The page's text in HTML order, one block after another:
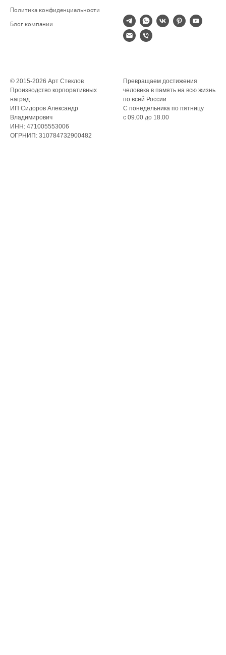
Политика конфиденциальности
Блог компании
© 2015-2026 Арт Стеклов
Производство корпоративных
наград
ИП Сидоров Александр
Владимирович
ИНН: 471005553006
ОГРНИП: 310784732900482
Превращаем достижения
человека в память на всю жизнь
по всей России
С понедельника по пятницу
с 09.00 до 18.00